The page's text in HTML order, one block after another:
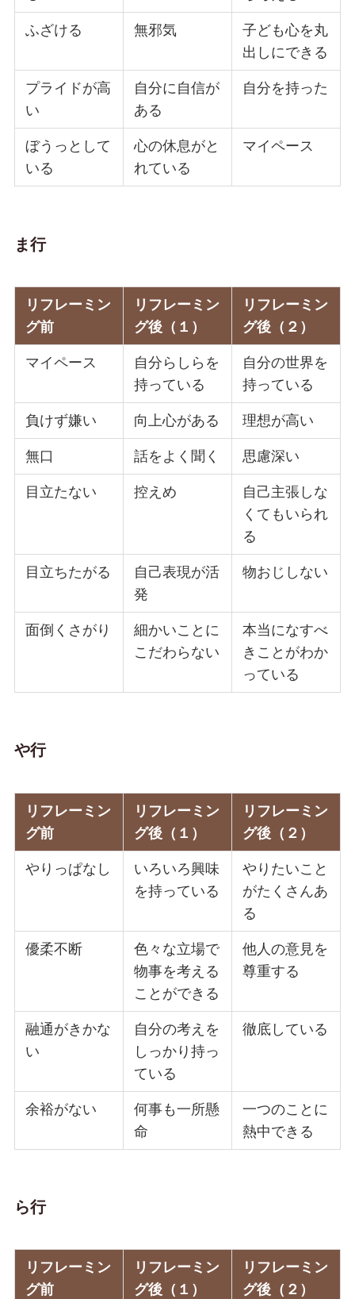
ふざける 無邪気
子ども心を丸
出しにできる
プライドが高
い
自分に自信が
ある
自分を持った
ぼうっとして
いる
心の休息がと
れている
マイペース
ま行
リフレーミン
グ前
リフレーミン
グ後（１）
リフレーミン
グ後（２）
マイペース
自分らしらを
持っている
自分の世界を
持っている
負けず嫌い 向上心がある 理想が高い
無口 話をよく聞く 思慮深い
目立たない 控えめ
自己主張しな
くてもいられ
る
目立ちたがる
自己表現が活
発
物おじしない
面倒くさがり
細かいことに
こだわらない
本当になすべ
きことがわか
っている
や行
リフレーミン
グ前
リフレーミン
グ後（１）
リフレーミン
グ後（２）
やりっぱなし
いろいろ興味
を持っている
やりたいこと
がたくさんあ
る
優柔不断
色々な立場で
物事を考える
ことができる
他人の意見を
尊重する
融通がきかな
い
自分の考えを
しっかり持っ
ている
徹底している
余裕がない
何事も一所懸
命
一つのことに
熱中できる
ら行
リフレーミン
グ前
リフレーミン
グ後（１）
リフレーミン
グ後（２）